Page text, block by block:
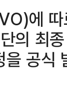
에
의 최
공식